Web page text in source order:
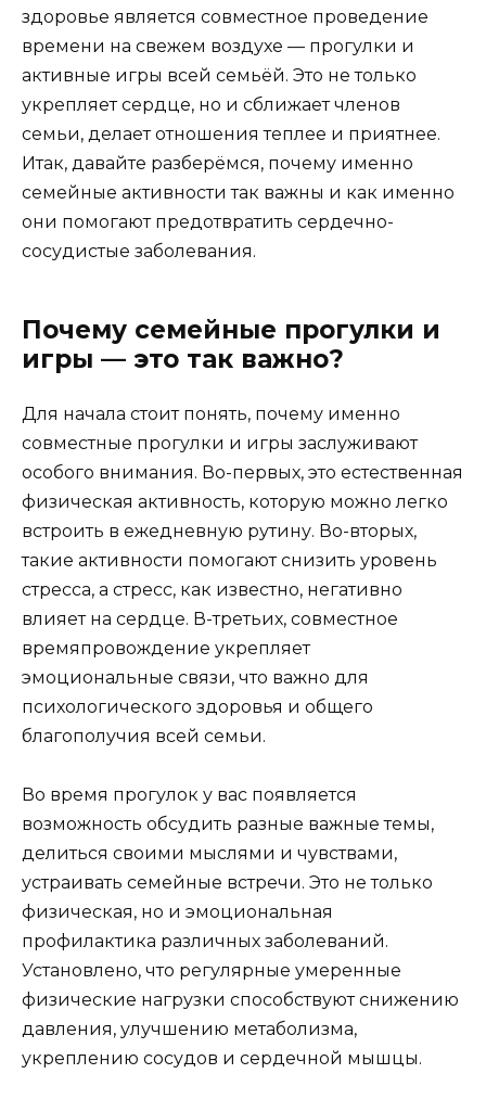
здоровье является совместное проведение
времени на свежем воздухе — прогулки и
активные игры всей семьёй. Это не только
укрепляет сердце, но и сближает членов
семьи, делает отношения теплее и приятнее.
Итак, давайте разберёмся, почему именно
семейные активности так важны и как именно
они помогают предотвратить сердечно-
сосудистые заболевания.
Почему семейные прогулки и
игры — это так важно?
Для начала стоит понять, почему именно
совместные прогулки и игры заслуживают
особого внимания. Во-первых, это естественная
физическая активность, которую можно легко
встроить в ежедневную рутину. Во-вторых,
такие активности помогают снизить уровень
стресса, а стресс, как известно, негативно
влияет на сердце. В-третьих, совместное
времяпровождение укрепляет
эмоциональные связи, что важно для
психологического здоровья и общего
благополучия всей семьи.
Во время прогулок у вас появляется
возможность обсудить разные важные темы,
делиться своими мыслями и чувствами,
устраивать семейные встречи. Это не только
физическая, но и эмоциональная
профилактика различных заболеваний.
Установлено, что регулярные умеренные
физические нагрузки способствуют снижению
давления, улучшению метаболизма,
укреплению сосудов и сердечной мышцы.